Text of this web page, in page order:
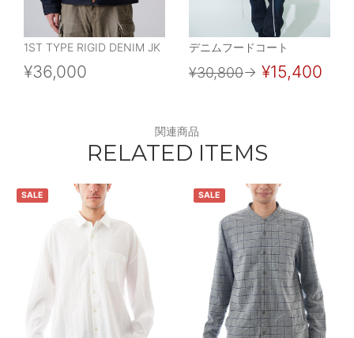
1ST TYPE RIGID DENIM JK
¥36,000
デニムフードコート
¥30,800→ ¥15,400
関連商品
RELATED ITEMS
SALE SALE